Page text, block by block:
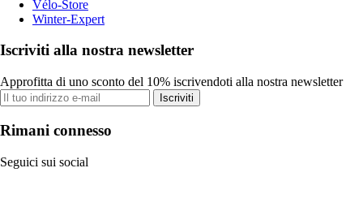
Vélo-Store
Winter-Expert
Iscriviti alla nostra newsletter
Approfitta di uno sconto del 10% iscrivendoti alla nostra newsletter
Iscriviti
Rimani connesso
Seguici sui social